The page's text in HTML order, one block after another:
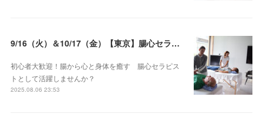
9/16（火）＆10/17（金）【東京】腸心セラピスト養成コース《２日間コース》開講決定
初心者大歓迎！腸から心と身体を癒す 腸心セラピス
トとして活躍しませんか？
2025.08.06 23:53